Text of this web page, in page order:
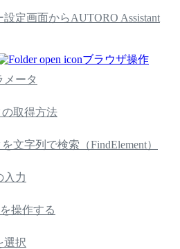
設定画面からAUTORO Assistant
ブラウザ操作
メータ
の取得方法
文字列で検索（FindElement）
入力
操作する
選択